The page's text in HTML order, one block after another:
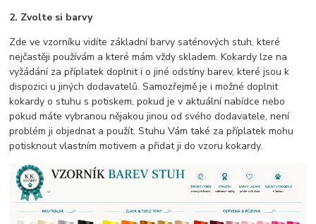
2. Zvolte si barvy
Zde ve vzorníku vidíte základní barvy saténových stuh, které
nejčastěji používám a které mám vždy skladem. Kokardy lze na
vyžádání za příplatek doplnit i o jiné odstíny barev, které jsou k
dispozici u jiných dodavatelů. Samozřejmě je i možné doplnit
kokardy o stuhu s potiskem, pokud je v aktuální nabídce nebo
pokud máte vybranou nějakou jinou od svého dodavatele, není
problém ji objednat a použít. Stuhu Vám také za příplatek mohu
potisknout vlastním motivem a přidat ji do vzoru kokardy.